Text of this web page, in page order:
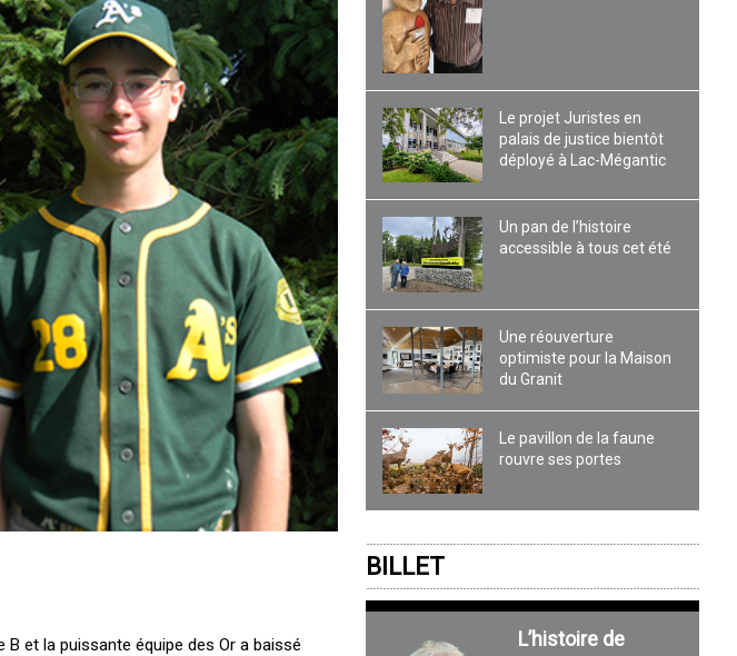
et la puissante équipe des Or a baissé
Le projet Juristes en
palais de justice bientôt
déployé à Lac-Mégantic
Un pan de l’histoire
accessible à tous cet été
Une réouverture
optimiste pour la Maison
du Granit
Le pavillon de la faune
rouvre ses portes
BILLET
L’histoire de